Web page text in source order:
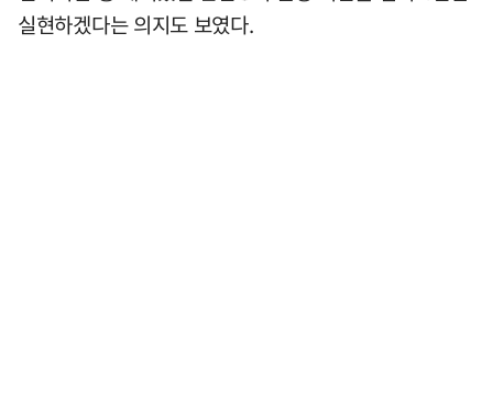
실현하겠다는 의지도 보였다.